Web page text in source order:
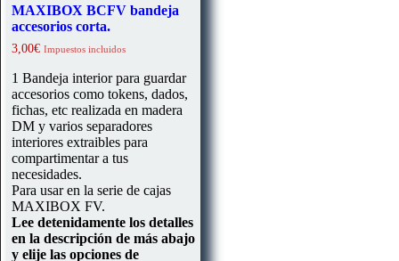
MAXIBOX BCFV bandeja
accesorios corta.
3,00€ Impuestos incluidos
1 Bandeja interior para guardar
accesorios como tokens, dados,
fichas, etc realizada en madera
DM y varios separadores
interiores extraibles para
compartimentar a tus
necesidades.
Para usar en la serie de cajas
MAXIBOX FV.
Lee detenidamente los detalles
en la descripción de más abajo
y elije las opciones de